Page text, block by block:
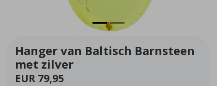
Hanger van Baltisch Barnsteen
met zilver
EUR 79,95